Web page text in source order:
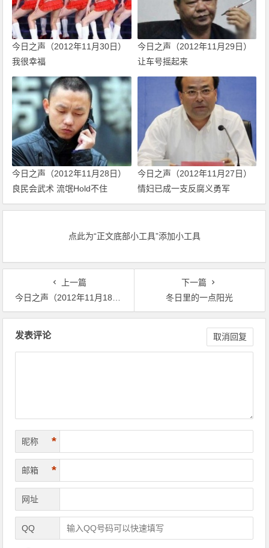
今日之声（2012年11月30日）
我很幸福
今日之声（2012年11月29日）
让车号摇起来
今日之声（2012年11月28日）
良民会武术 流氓Hold不住
今日之声（2012年11月27日）
情妇已成一支反腐义勇军
点此为“正文底部小工具”添加小工具
上一篇
今日之声（2012年11月18日）朱门酒肉臭 路有冻死骨
下一篇
冬日里的一点阳光
发表评论 取消回复
昵称 *
邮箱 *
网址
QQ